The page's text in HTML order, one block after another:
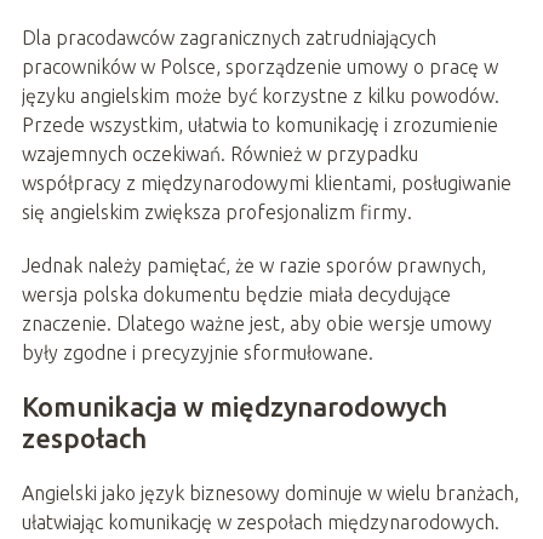
Dla pracodawców zagranicznych zatrudniających
pracowników w Polsce, sporządzenie umowy o pracę w
języku angielskim może być korzystne z kilku powodów.
Przede wszystkim, ułatwia to komunikację i zrozumienie
wzajemnych oczekiwań. Również w przypadku
współpracy z międzynarodowymi klientami, posługiwanie
się angielskim zwiększa profesjonalizm firmy.
Jednak należy pamiętać, że w razie sporów prawnych,
wersja polska dokumentu będzie miała decydujące
znaczenie. Dlatego ważne jest, aby obie wersje umowy
były zgodne i precyzyjnie sformułowane.
Komunikacja w międzynarodowych
zespołach
Angielski jako język biznesowy dominuje w wielu branżach,
ułatwiając komunikację w zespołach międzynarodowych.